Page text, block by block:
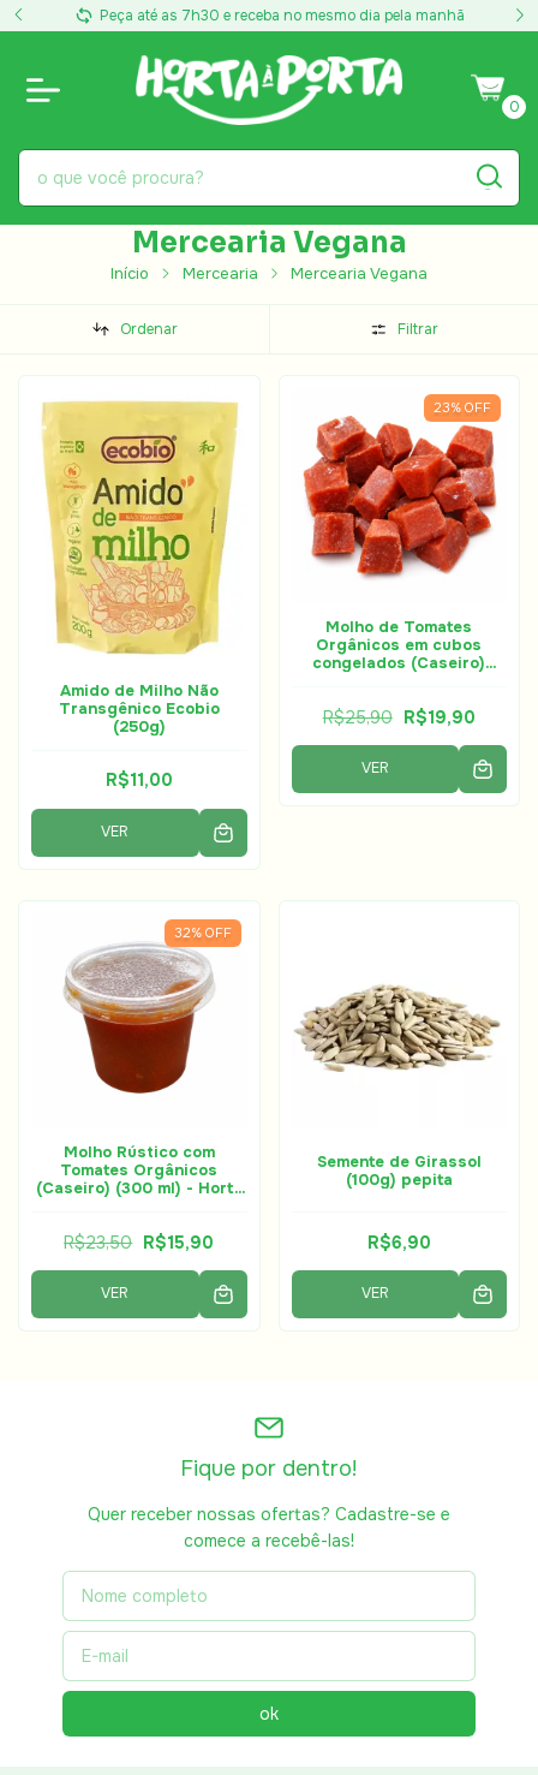
Peça até as 7h30 e receba no mesmo dia pela manhã
0
Mercearia Vegana
Início Mercearia Mercearia Vegana
Ordenar Filtrar
Amido de Milho Não
Transgênico Ecobio
(250g)
R$11,00
VER
23% OFF
Molho de Tomates
Orgânicos em cubos
congelados (Caseiro)
R$25,90 R$19,90
VER
32% OFF
Molho Rústico com
Tomates Orgânicos
(Caseiro) (300 ml) - Horta
R$23,50 R$15,90
VER
Semente de Girassol
(100g) pepita
R$6,90
VER
Fique por dentro!
Quer receber nossas ofertas? Cadastre-se e
comece a recebê-las!